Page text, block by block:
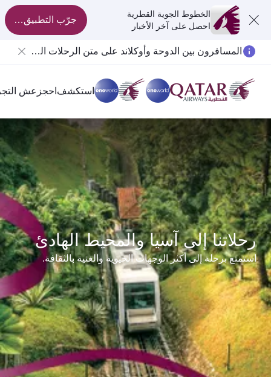
الخطوط الجوية القطرية
احصل على آخر الأخبار
جرّب التطبيق الآن
المسافرون بين الدوحة وأوكلاند على متن الرحلات الجوية رقم QR914 ورقم QR915
استكشف احجز عش
رحلاتنا إلى آسيا والمحيط الهادئ
استمتع برحلة إلى أكثر الوجهات الحيوية والغنية بالثقافة.